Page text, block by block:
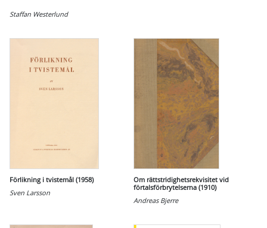
Staffan Westerlund
Förlikning i tvistemål (1958)
Sven Larsson
Om rättstridighetsrekvisitet vid
förtalsförbrytelserna (1910)
Andreas Bjerre